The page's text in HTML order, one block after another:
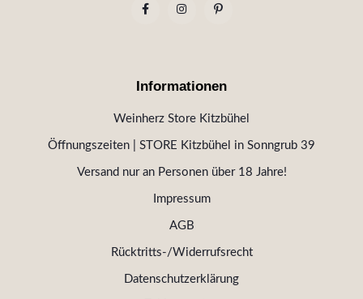
Informationen
Weinherz Store Kitzbühel
Öffnungszeiten | STORE Kitzbühel in Sonngrub 39
Versand nur an Personen über 18 Jahre!
Impressum
AGB
Rücktritts-/Widerrufsrecht
Datenschutzerklärung